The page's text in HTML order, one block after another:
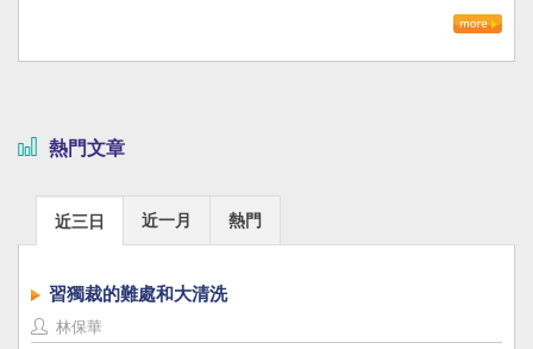
熱門文章
近三日 近一月 熱門
習獨裁的難處和大清洗
林保華